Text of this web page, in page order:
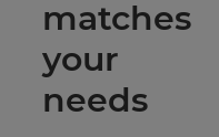
matches
your
needs